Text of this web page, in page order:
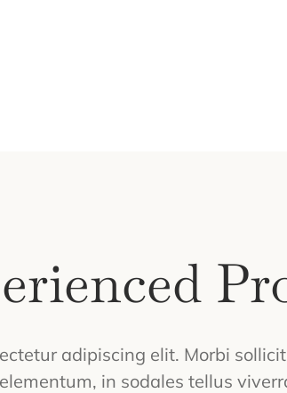
adipiscing elit. Morbi
in sodales tellus